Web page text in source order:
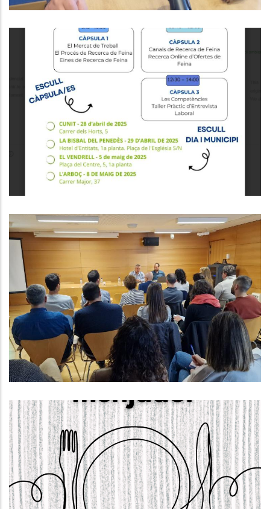
Formacions Del Programa Orienta
Educació Ocupació
Reunió Sobre Els Plans Integrals
De Gestió Dels Sistemes De
Sanejament (PIGSS)
Altres
El Dia 22 D’abril S’obrirà El Termini
Per Sol·licitar Els Ajuts De
Menjador Escolar Per Al Curs 2025-
2026.